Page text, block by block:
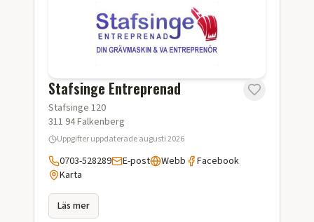
Stafsinge Entreprenad
Stafsinge 120
311 94Falkenberg
Uppgifter uppdateradeaugusti 2026
0703-528289 E-post Webb
Facebook
Karta
Läs mer